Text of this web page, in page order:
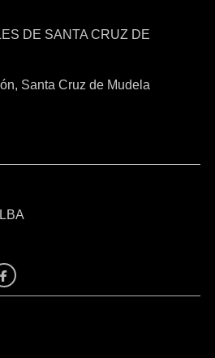
DE SANTA CRUZ DE
Santa Cruz de Mudela
Facebook